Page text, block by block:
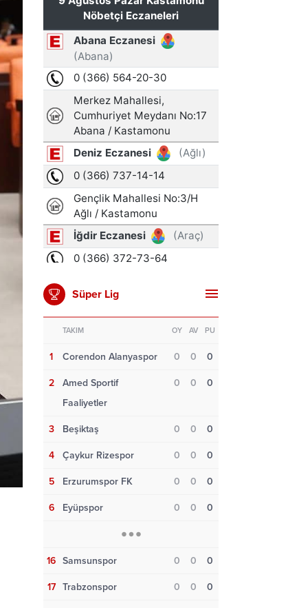
Süper Lig
TAKIM OY AV PU
1 Corendon Alanyaspor 0 0 0
2
Amed Sportif
Faaliyetler
0 0 0
3 Beşiktaş 0 0 0
4 Çaykur Rizespor 0 0 0
5 Erzurumspor FK 0 0 0
6 Eyüpspor 0 0 0
16 Samsunspor 0 0 0
17 Trabzonspor 0 0 0